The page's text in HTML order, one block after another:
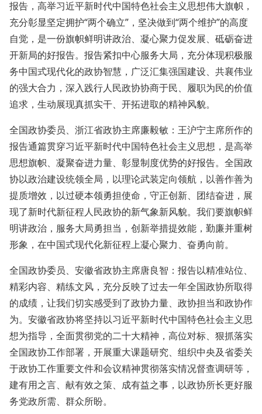
报告，高举习近平新时代中国特色社会主义思想伟大旗帜，
充分彰显坚定拥护“两个确立”，坚决做到“两个维护”的高度
自觉，是一份旗帜鲜明讲政治、凝心聚力促发展、砥砺奋进
开新局的好报告。报告紧扣中心服务大局，充分体现积极服
务中国式现代化的政协智慧，广泛汇集强国建设、共襄伟业
的强大合力，深入践行人民政协协商于民、履职为民的价值
追求，生动展现真抓实干、开拓进取的精神风貌。
全国政协委员、浙江省政协主席廉毅敏：王沪宁主席所作的
报告通篇贯穿习近平新时代中国特色社会主义思想，是高举
思想旗帜、凝聚奋进力量、彰显制度优势的好报告。全国政
协以政治建设统领全局，以理论武装定向领航，以善作善为
提质增效，以过硬本领勇担使命，守正创新、团结奋进，展
现了新时代新征程人民政协的新气象新风貌。我们要旗帜鲜
明讲政治，服务大局勇担当，创新举措提效能，勤廉并重树
形象，在中国式现代化新征程上凝心聚力、奋勇向前。
全国政协委员、安徽省政协主席唐良智：报告以精准站位、
精彩内容、精练文风，充分反映了过去一年全国政协所取得
的成绩，让我们切实感受到了政协力量、政协担当和政协作
为。安徽省政协将坚持以习近平新时代中国特色社会主义思
想为指导，全面贯彻党的二十大精神，高位对标、狠抓落实
全国政协工作部署，开展重大课题研究、组织中央及省委关
于政协工作重要文件和会议精神贯彻落实情况督查调研等，
建有用之言、献有效之策、成有益之事，以政协所长更好服
务党政所需、群众所盼。